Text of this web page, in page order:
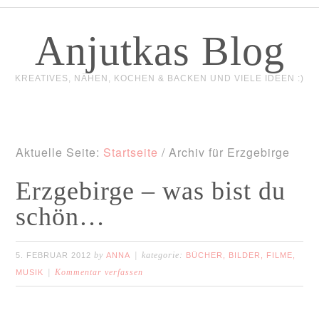
Anjutkas Blog
KREATIVES, NÄHEN, KOCHEN & BACKEN UND VIELE IDEEN :)
Aktuelle Seite: Startseite / Archiv für Erzgebirge
Erzgebirge – was bist du
schön…
5. FEBRUAR 2012 byANNA kategorie: BÜCHER, BILDER, FILME,
MUSIK
Kommentar verfassen